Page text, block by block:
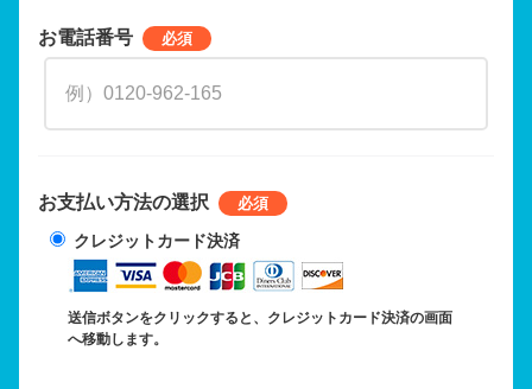
お電話番号
お支払い方法の選択
クレジットカード決済
送信ボタンをクリックすると、クレジットカード決済の画面
へ移動します。